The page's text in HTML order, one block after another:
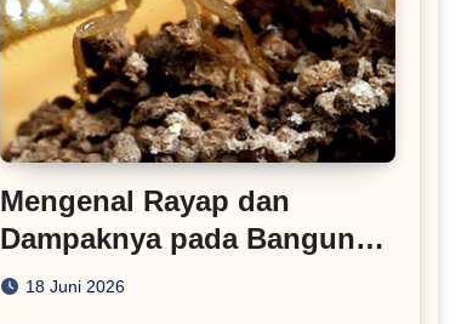
Mengenal Rayap dan
Dampaknya pada Bangunan
Rumah
18 Juni 2026